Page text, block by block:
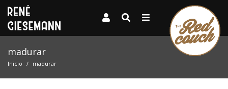
madurar
Inicio madurar